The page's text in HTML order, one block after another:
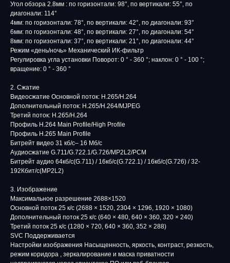
Угол обзора 2.8мм : по горизонтали: 98°, по вертикали: 55°, по
диагонали: 114°
4мм: по горизонтали: 78°, по вертикали: 42°, по диагонали: 93°
6мм: по горизонтали: 48°, по вертикали: 27°, по диагонали: 54°
8мм: по горизонтали: 37°, по вертикали: 21°, по диагонали: 44°
Режим «день/ночь» Механический ИК-фильтр
Регулировка угла установки Поворот: 0 ° - 360 °; наклон: 0 ° - 100 °;
вращение: 0 ° - 360 °
2. Сжатие
Видеосжатие Основной поток: H.265/H.264
Дополнительный поток: H.265/H.264/MJPEG
Третий поток: H.265/H.264
Профиль H.264 Main Profile/High Profile
Профиль H.265 Main Profile
Битрейт видео 31 кб/с– 16 Мб/с
Аудиосжатие G.711/G.722.1/G.726/MP2L2/PCM
Битрейт аудио 64кб/с(G.711) / 16кб/с(G.722.1) / 16кб/с(G.726) / 32-
192Кбит/с(MP2L2)
3. Изображение
Максимальное разрешение 2688×1520
Основной поток 25 к/с (2688 × 1520, 2304 × 1296, 1920 × 1080)
Дополнительный поток 25 к/с (640 × 480, 640 × 360, 320 × 240)
Третий поток 25 к/с (1280 × 720, 640 × 360, 352 × 288)
SVC Поддерживается
Настройки изображения Насыщенность, яркость, контраст, резкость,
режим коридора , зеркалирование и маска приватности